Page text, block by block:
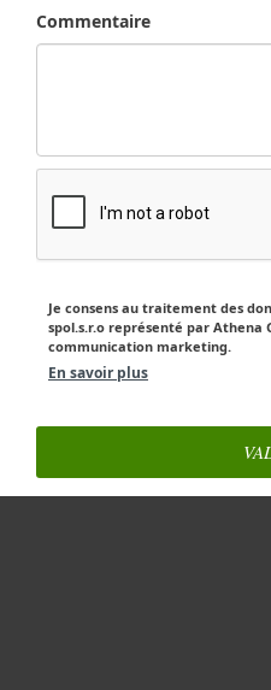
Commentaire
Je consens au traitement des
spol.s.r.o représenté par Athena
communication marketing.
En savoir plus